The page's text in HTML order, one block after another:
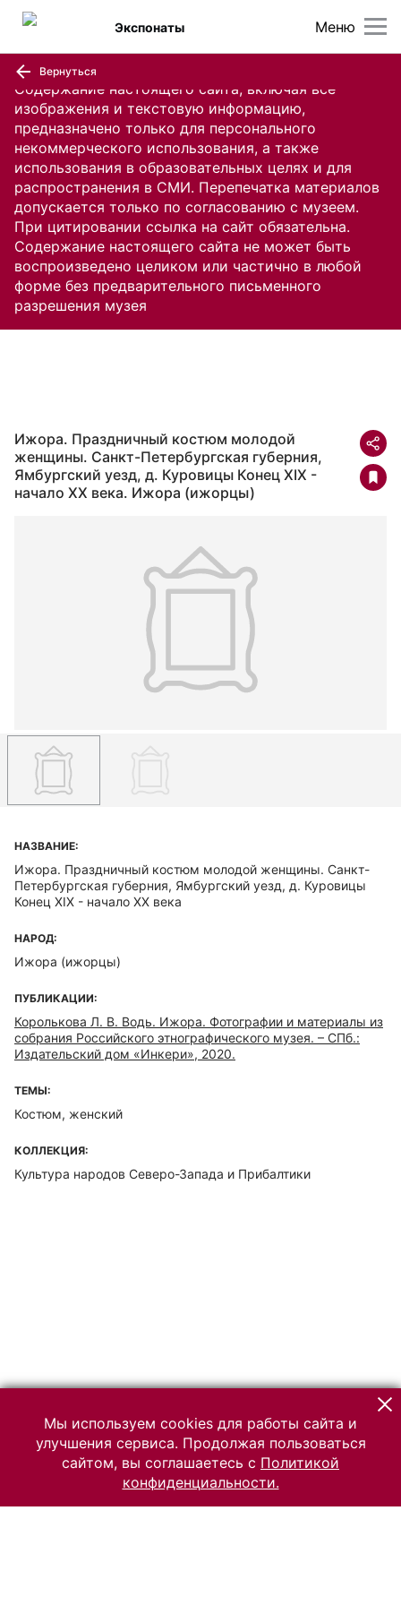
Содержание настоящего сайта, включая все
изображения и текстовую информацию,
предназначено только для персонального
некоммерческого использования, а также
использования в образовательных целях и для
распространения в СМИ. Перепечатка материалов
допускается только по согласованию с музеем.
При цитировании ссылка на сайт обязательна.
Содержание настоящего сайта не может быть
воспроизведено целиком или частично в любой
форме без предварительного письменного
разрешения музея
Меню
Экспонаты
Вернуться
Ижора. Праздничный костюм молодой
женщины. Санкт-Петербургская губерния,
Ямбургский уезд, д. Куровицы Конец XIX -
начало XX века. Ижора (ижорцы)
НАЗВАНИЕ:
Ижора. Праздничный костюм молодой женщины. Санкт-
Петербургская губерния, Ямбургский уезд, д. Куровицы
Конец XIX - начало XX века
НАРОД:
Ижора (ижорцы)
ПУБЛИКАЦИИ:
Королькова Л. В. Водь. Ижора. Фотографии и материалы из
собрания Российского этнографического музея. – СПб.:
Издательский дом «Инкери», 2020.
ТЕМЫ:
Костюм, женский
КОЛЛЕКЦИЯ:
Культура народов Северо-Запада и Прибалтики
Мы используем cookies для работы сайта и
улучшения сервиса. Продолжая пользоваться
сайтом, вы соглашаетесь с Политикой
конфиденциальности.